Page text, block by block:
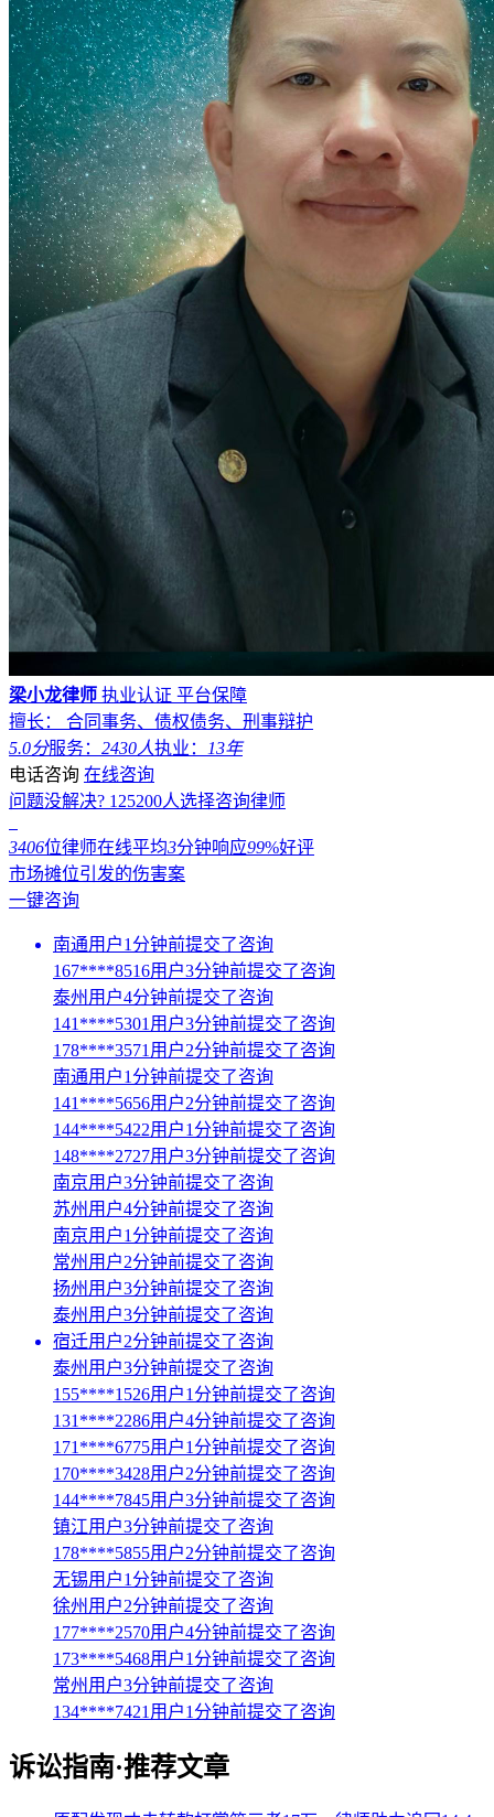
梁小龙律师 执业认证 平台保障
擅长： 合同事务、债权债务、刑事辩护
5.0分服务： 2430人执业：
13年
电话咨询 在线咨询
问题没解决? 125200人选择咨询律师
3406位律师在线平均3分钟响应99%好评
市场摊位引发的伤害案
一键咨询
南通用户1分钟前提交了咨询
167****8516用户3分钟前提交了咨询
泰州用户4分钟前提交了咨询
141****5301用户3分钟前提交了咨询
178****3571用户2分钟前提交了咨询
南通用户1分钟前提交了咨询
141****5656用户2分钟前提交了咨询
144****5422用户1分钟前提交了咨询
148****2727用户3分钟前提交了咨询
南京用户3分钟前提交了咨询
苏州用户4分钟前提交了咨询
南京用户1分钟前提交了咨询
常州用户2分钟前提交了咨询
扬州用户3分钟前提交了咨询
泰州用户3分钟前提交了咨询
宿迁用户2分钟前提交了咨询
泰州用户3分钟前提交了咨询
155****1526用户1分钟前提交了咨询
131****2286用户4分钟前提交了咨询
171****6775用户1分钟前提交了咨询
170****3428用户2分钟前提交了咨询
144****7845用户3分钟前提交了咨询
镇江用户3分钟前提交了咨询
178****5855用户2分钟前提交了咨询
无锡用户1分钟前提交了咨询
徐州用户2分钟前提交了咨询
177****2570用户4分钟前提交了咨询
173****5468用户1分钟前提交了咨询
常州用户3分钟前提交了咨询
134****7421用户1分钟前提交了咨询
诉讼指南·推荐文章